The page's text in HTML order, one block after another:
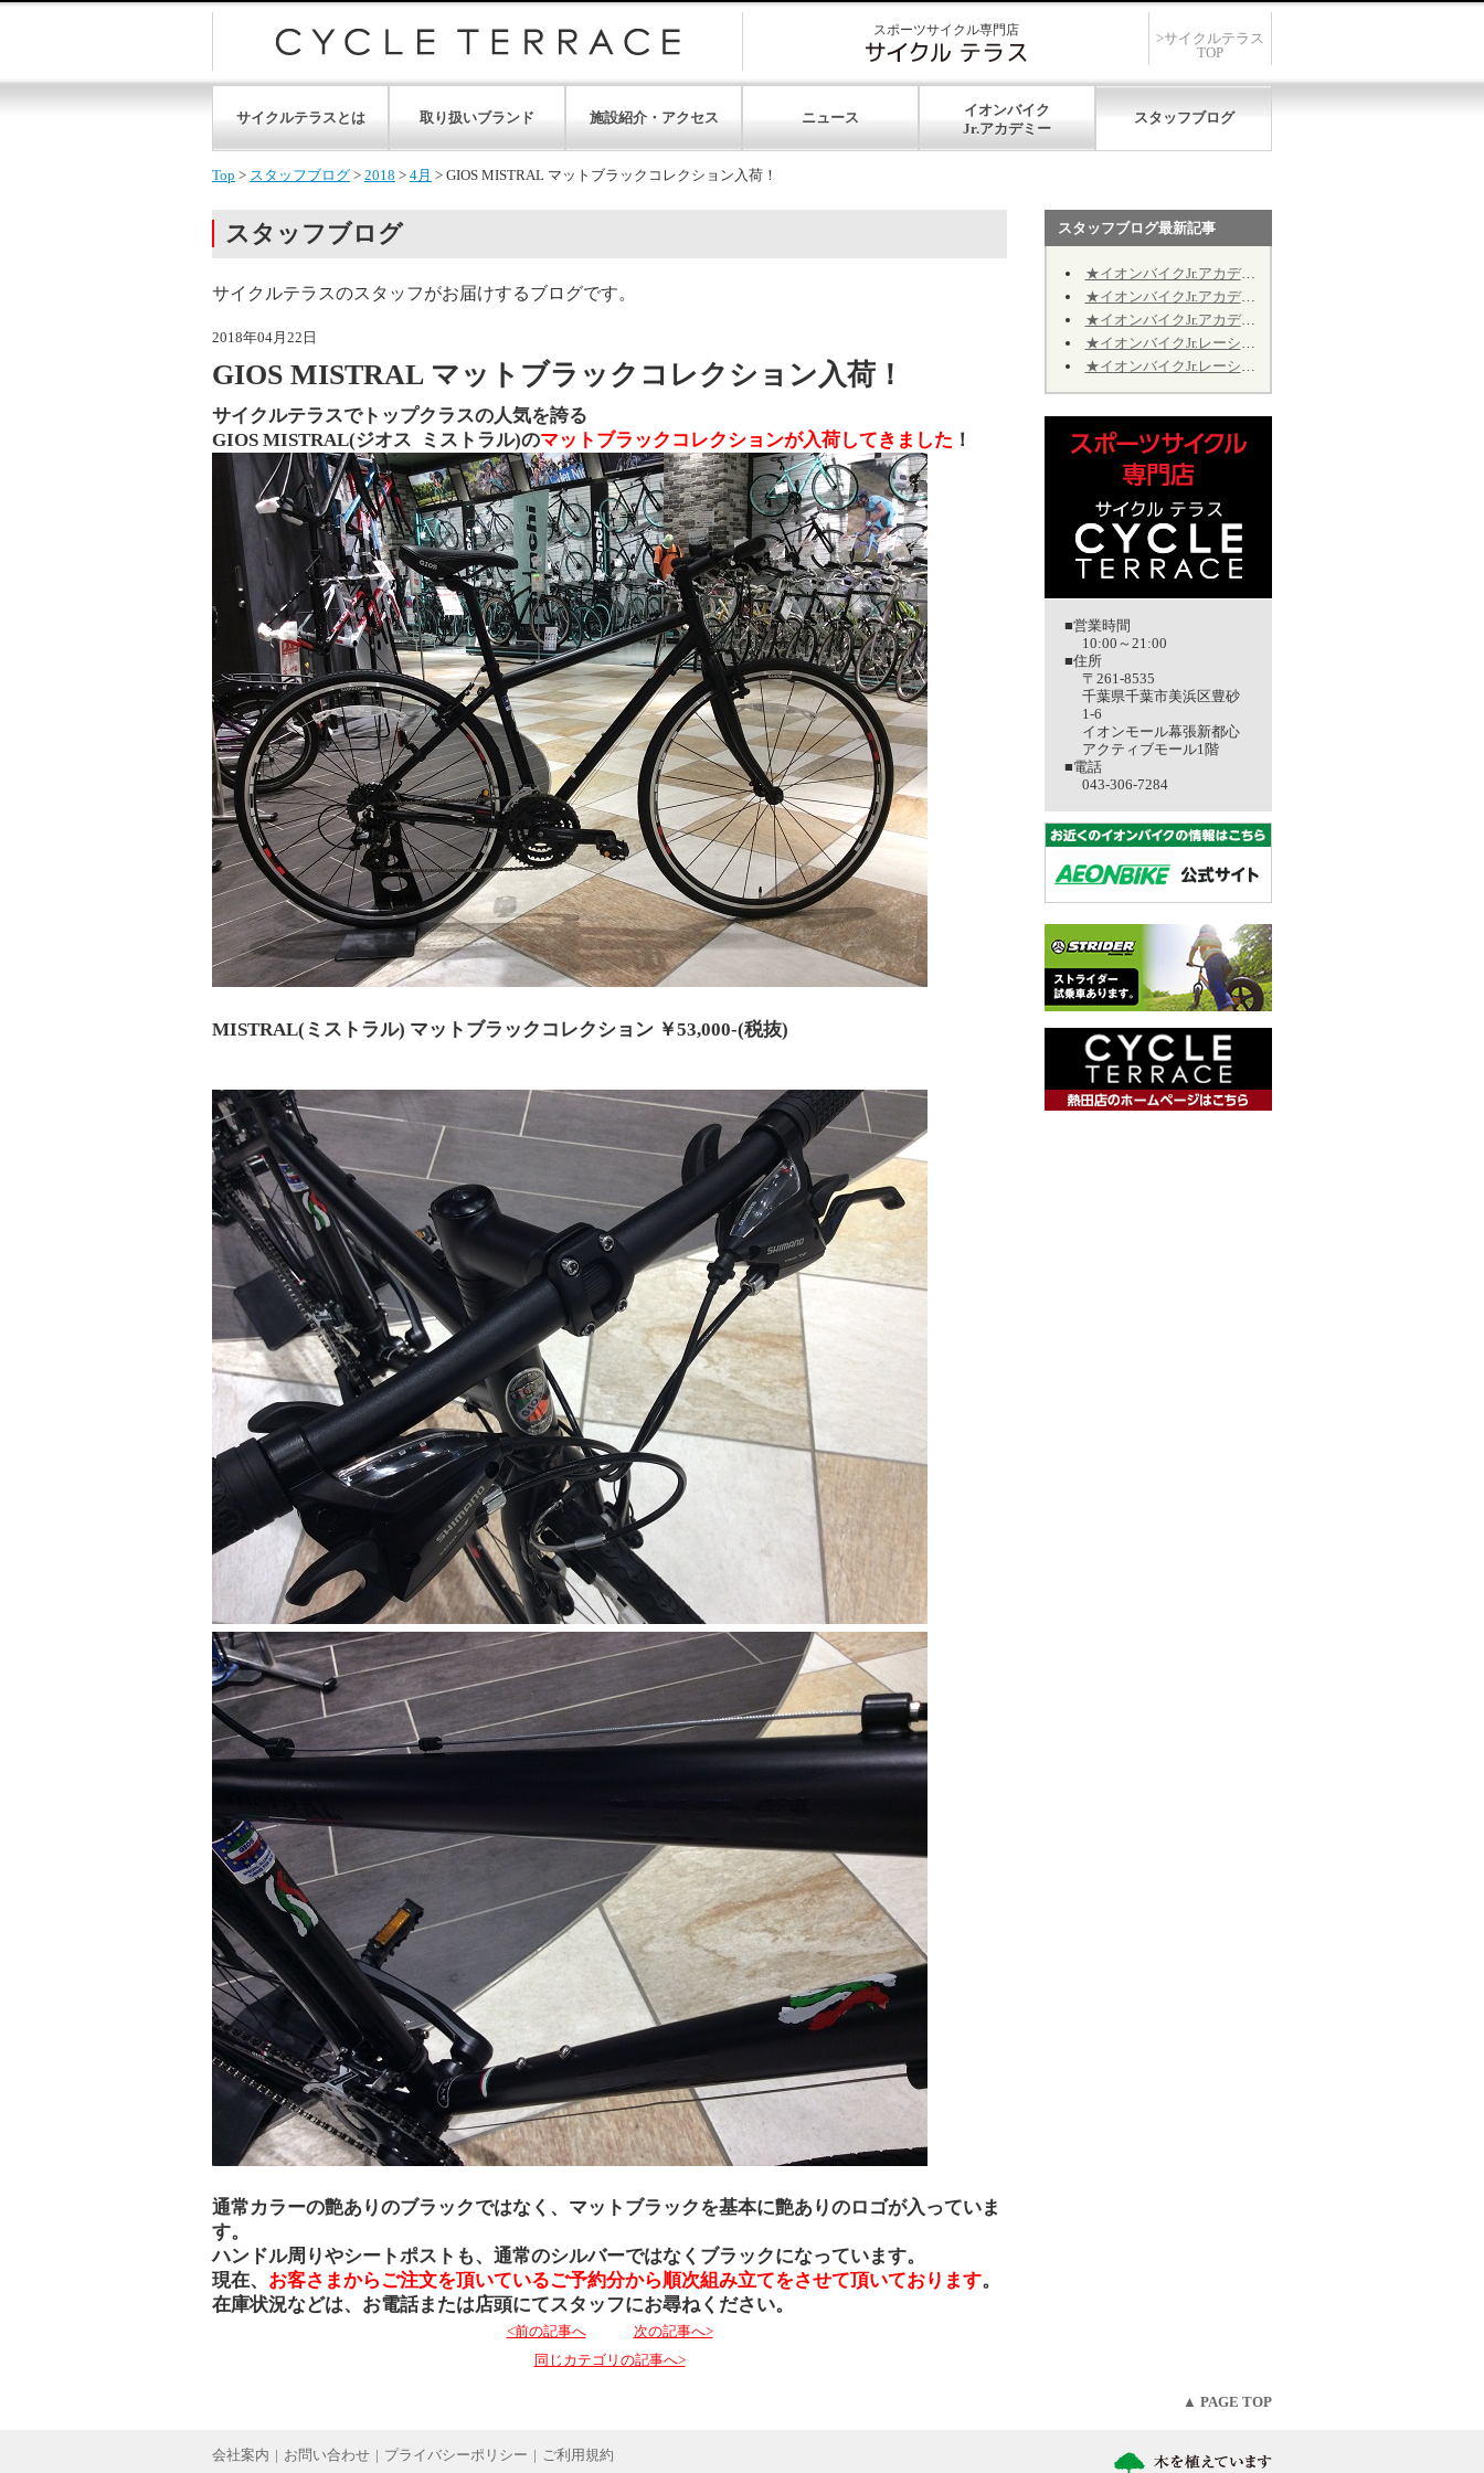
スポーツサイクル専門店
>サイクルテラス
TOP
サイクルテラスとは 取り扱いブランド 施設紹介・アクセス ニュース イオンバイク スタッフブログ
Top > スタッフブログ > 2018 > 4月 > GIOS MISTRAL マットブラックコレクション入荷！
スタッフブログ
サイクルテラスのスタッフがお届けするブログです。
2018年04月22日
GIOS MISTRAL マットブラックコレクション入荷！
サイクルテラスでトップクラスの人気を誇る
GIOS MISTRAL(ジオス ミストラル)のマットブラックコレクションが入荷してきました ！
MISTRAL(ミストラル) マットブラックコレクション ￥53,000-(税抜)
通常カラーの艶ありのブラックではなく、マットブラックを基本に艶ありのロゴが入っていま
す。
ハンドル周りやシートポストも、通常のシルバーではなくブラックになっています。
現在、 お客さまからご注文を頂いているご予約分から順次組み立てをさせて頂いております。
在庫状況などは、お電話または店頭にてスタッフにお尋ねください。
<前の記事へ
次の記事へ>
同じカテゴリの記事へ>
スタッフブログ最新記事
★イオンバイクJr.アカデミー★第12期★第５回★明日7/19、開催致します★
★イオンバイクJr.アカデミー★第12期★第４回★明日7/11、振り替え開催致します★
★イオンバイクJr.アカデミー★第12期★2026年9月の開催日程のお知らせ
★イオンバイクJr.レーシング★第10期★2026年9月の予定★～Jr.アカデミーではありません～
★イオンバイクJr.レーシング★第10期★後半期ご継続のお手続きについて★※Jr.アカデミーではありません
■営業時間
10:00～21:00
■住所
〒261-8535
千葉県千葉市美浜区豊砂
1-6
イオンモール幕張新都心
アクティブモール1階
■電話
043-306-7284
▲ PAGE TOP
会社案内 | お問い合わせ | プライバシーポリシー | ご利用規約